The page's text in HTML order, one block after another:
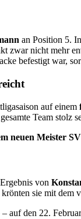
an Position 5.
zwar nicht mehr
befestigt war,
auf einem
Team stolz
neuen Meister
von
sie mit dem
auf den 22.